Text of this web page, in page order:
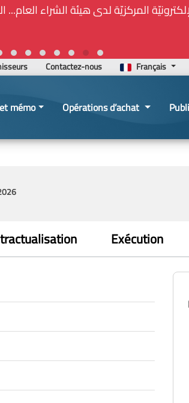
المركزيّة لدى هيئة الشراء العام... الخ. (المادة
Contactez-nous Français
mémo Opérations d’achat
Exécution